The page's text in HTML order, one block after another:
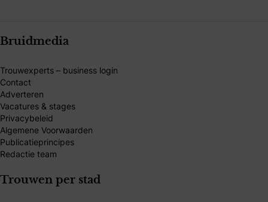
Bruidmedia
Trouwexperts – business login
Contact
Adverteren
Vacatures & stages
Privacybeleid
Algemene Voorwaarden
Publicatieprincipes
Redactie team
Trouwen per stad